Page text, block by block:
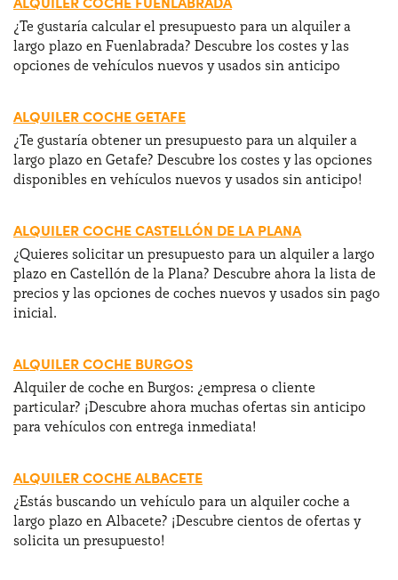
¿Te gustaría calcular el presupuesto para un alquiler a
largo plazo en Fuenlabrada? Descubre los costes y las
opciones de vehículos nuevos y usados sin anticipo
ALQUILER COCHE GETAFE
¿Te gustaría obtener un presupuesto para un alquiler a
largo plazo en Getafe? Descubre los costes y las opciones
disponibles en vehículos nuevos y usados sin anticipo!
ALQUILER COCHE CASTELLÓN DE LA PLANA
¿Quieres solicitar un presupuesto para un alquiler a largo
plazo en Castellón de la Plana? Descubre ahora la lista de
precios y las opciones de coches nuevos y usados sin pago
inicial.
ALQUILER COCHE BURGOS
Alquiler de coche en Burgos: ¿empresa o cliente
particular? ¡Descubre ahora muchas ofertas sin anticipo
para vehículos con entrega inmediata!
ALQUILER COCHE ALBACETE
¿Estás buscando un vehículo para un alquiler coche a
largo plazo en Albacete? ¡Descubre cientos de ofertas y
solicita un presupuesto!